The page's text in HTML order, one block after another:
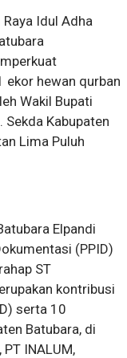
Idul Adha
ekor hewan qurban
Wakil Bupati
Sekda Kabupaten
Lima Puluh
Elpandi
(PPID)
ST
kontribusi
serta 10
Batubara, di
INALUM,